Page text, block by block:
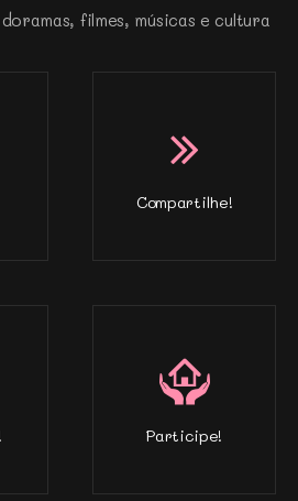
filmes, músicas e cultura
Compartilhe!
Participe!